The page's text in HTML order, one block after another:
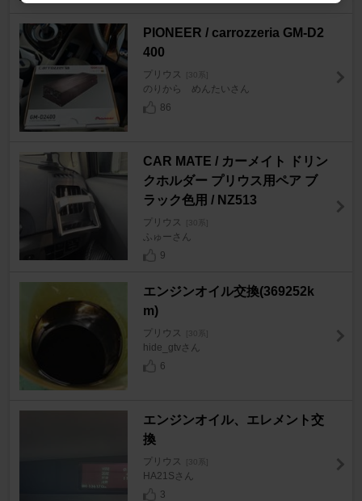
PIONEER / carrozzeria GM-D2
400
プリウス [30系]
のりから めんたいさん
86
CAR MATE / カーメイト ドリン
クホルダー プリウス用ペア ブ
ラック色用 / NZ513
プリウス [30系]
ふゅーさん
9
エンジンオイル交換(369252k
m)
プリウス [30系]
hide_gtvさん
6
エンジンオイル、エレメント交
換
プリウス [30系]
HA21Sさん
3